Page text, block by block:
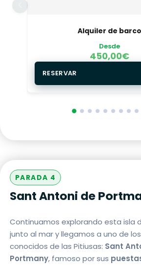
Alquiler de barco
Desde
450,00€
RESERVAR
PARADA 4
Sant Antoni de
Continuamos explorando esta isla
junto al mar y llegamos a uno de
conocidos de las Pitiusas: Sant
Portmany, famoso por sus